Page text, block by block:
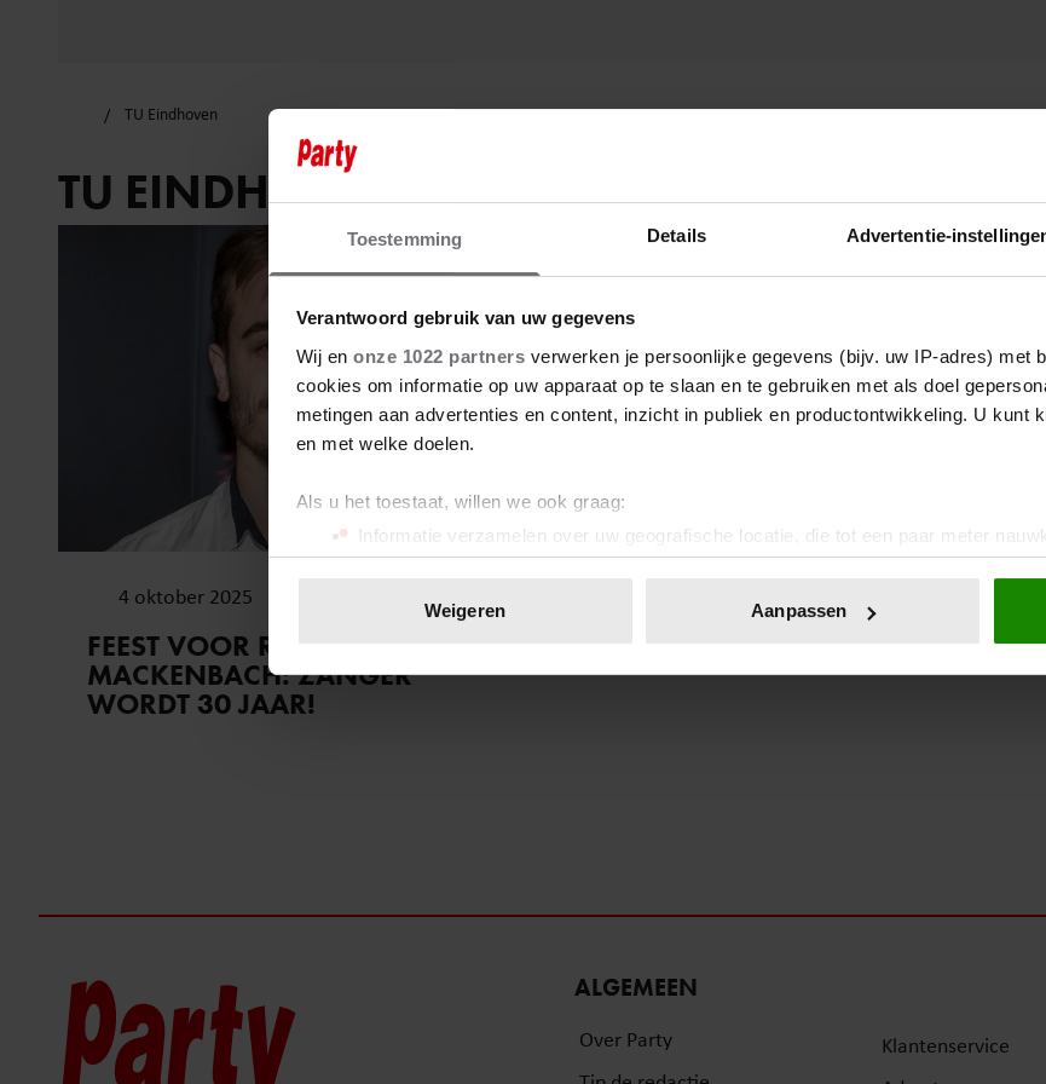
Toestemming Details Advertentie-
Verantwoord gebruik van uw gegevens
Wij en onze 1022 partners verwerken je persoonlijke gegevens (bijv. uw IP-adres) met
cookies om informatie op uw apparaat op te slaan en te gebruiken met als doel
metingen aan advertenties en content, inzicht in publiek en productontwikkeling. U kunt
en met welke doelen.
Als u het toestaat, willen we ook graag:
Informatie verzamelen over uw geografische locatie, die tot een paar meter
Uw apparaat identificeren door het actief te scannen op specifieke
toestemming op elk moment wijzigen of intrekken in de Cookieverklaring.
We gebruiken cookies om content en advertenties te personaliseren, om functies voor
websiteverkeer te analyseren. Ook delen we informatie over uw gebruik van onze site
Weigeren Aanpassen
TU Eindhoven
TU EINDHOVEN
4 oktober 2025
FEEST VOOR RALF
MACKENBACH: ZANGER
WORDT 30 JAAR!
ALGEMEEN
Over Party
Klantenservice